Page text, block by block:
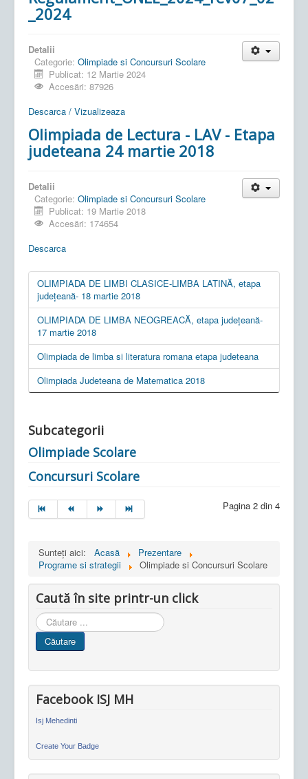
_2024
Detalii
Categorie: Olimpiade si Concursuri Scolare
Publicat: 12 Martie 2024
Accesări: 87926
Descarca / Vizualizeaza
Olimpiada de Lectura - LAV - Etapa
judeteana 24 martie 2018
Detalii
Categorie: Olimpiade si Concursuri Scolare
Publicat: 19 Martie 2018
Accesări: 174654
Descarca
OLIMPIADA DE LIMBI CLASICE-LIMBA LATINĂ, etapa
judeţeană- 18 martie 2018
OLIMPIADA DE LIMBA NEOGREACĂ, etapa judeţeană-
17 martie 2018
Olimpiada de limba si literatura romana etapa judeteana
Olimpiada Judeteana de Matematica 2018
Subcategorii
Olimpiade Scolare
Concursuri Scolare
Pagina 2 din 4
Sunteți aici: Acasă
Prezentare
Programe si strategii
Olimpiade si Concursuri Scolare
Caută în site printr-un click
Cauta
in
site
Căutare
Facebook ISJ MH
Isj Mehedinti
Create Your Badge